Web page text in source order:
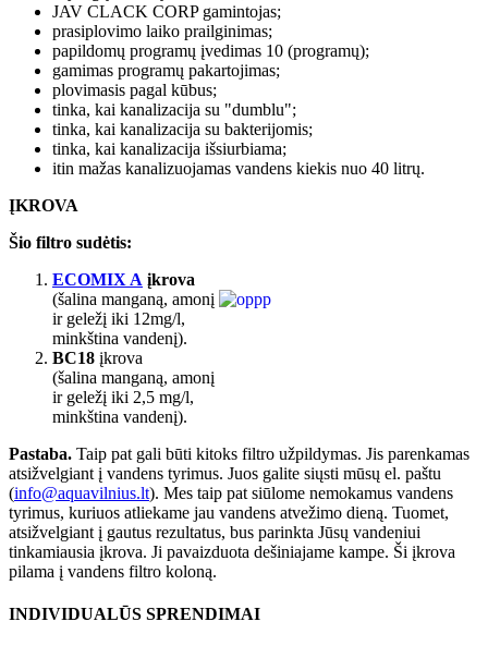
JAV CLACK CORP gamintojas;
prasiplovimo laiko prailginimas;
papildomų programų įvedimas 10 (programų);
gamimas programų pakartojimas;
plovimasis pagal kūbus;
tinka, kai kanalizacija su "dumblu";
tinka, kai kanalizacija su bakterijomis;
tinka, kai kanalizacija išsiurbiama;
itin mažas kanalizuojamas vandens kiekis nuo 40 litrų.
ĮKROVA
Šio filtro sudėtis:
ECOMIX A įkrova
(šalina manganą, amonį
ir geležį iki 12mg/l,
minkština vandenį).
BC18 įkrova
(šalina manganą, amonį
ir geležį iki 2,5 mg/l,
minkština vandenį).
Pastaba. Taip pat gali būti kitoks filtro užpildymas. Jis parenkamas
atsižvelgiant į vandens tyrimus. Juos galite siųsti mūsų el. paštu
(info@aquavilnius.lt). Mes taip pat siūlome nemokamus vandens
tyrimus, kuriuos atliekame jau vandens atvežimo dieną. Tuomet,
atsižvelgiant į gautus rezultatus, bus parinkta Jūsų vandeniui
tinkamiausia įkrova. Ji pavaizduota dešiniajame kampe. Ši įkrova
pilama į vandens filtro koloną.
INDIVIDUALŪS SPRENDIMAI